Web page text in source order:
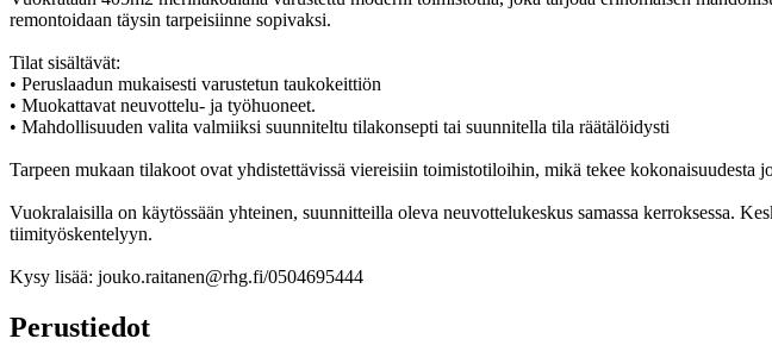
remontoidaan täysin tarpeisiinne sopivaksi.
Tilat sisältävät:
• Peruslaadun mukaisesti varustetun taukokeittiön
• Muokattavat neuvottelu- ja työhuoneet.
• Mahdollisuuden valita valmiiksi suunniteltu tilakonsepti tai suunnitella tila räätälöidysti
Tarpeen mukaan tilakoot ovat yhdistettävissä viereisiin toimistotiloihin, mikä tekee kokonaisuudesta
Vuokralaisilla on käytössään yhteinen, suunnitteilla oleva neuvottelukeskus samassa kerroksessa.
tiimityöskentelyyn.
Kysy lisää: jouko.raitanen@rhg.fi/0504695444
Perustiedot